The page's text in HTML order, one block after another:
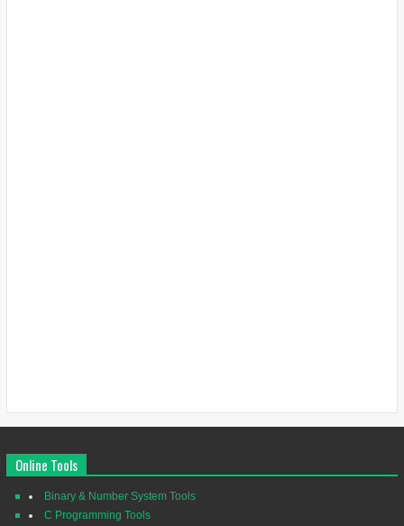
Online Tools
Binary & Number System Tools
C Programming Tools